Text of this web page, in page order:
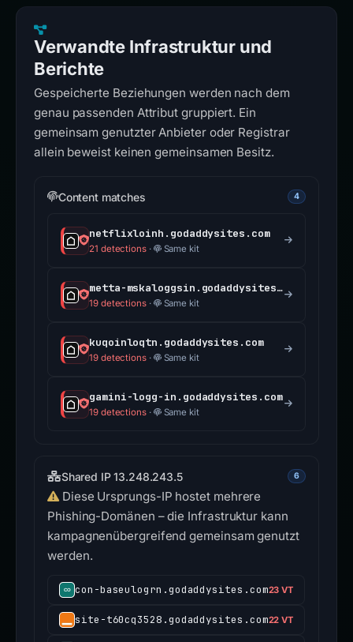
Verwandte Infrastruktur und
Berichte
Gespeicherte Beziehungen werden nach dem
genau passenden Attribut gruppiert. Ein
gemeinsam genutzter Anbieter oder Registrar
allein beweist keinen gemeinsamen Besitz.
Content matches 4
netflixloinh.godaddysites.com
21 detections· Same kit
metta-mskaloggsin.godaddysites.com
19 detections· Same kit
kuqoinloqtn.godaddysites.com
19 detections· Same kit
gamini-logg-in.godaddysites.com
19 detections· Same kit
Shared IP 13.248.243.5 6
Diese Ursprungs-IP hostet mehrere
Phishing-Domänen – die Infrastruktur kann
kampagnenübergreifend gemeinsam genutzt
werden.
con-baseulogrn.godaddysites.com23 VT
site-t60cq3528.godaddysites.com22 VT